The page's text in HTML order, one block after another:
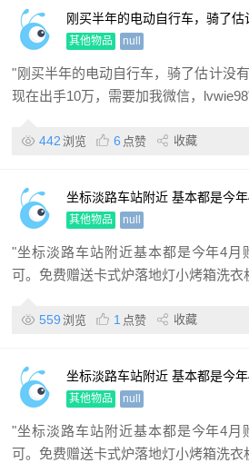
刚买半年的电动自行车，骑了估
个月时间，原价15万，现
其他物品 null
"刚买半年的电动自行车，骑了估计没
现在出手10万，需要加我微信，
442 浏览 6 点赞 收藏
坐标淡路车站附近 基本都是今
入。 9月底之前自取都可
其他物品 null
"坐标淡路车站附近基本都是今年4月
可。免费赠送卡式炉落地灯小烤箱洗衣
559 浏览 1 点赞 收藏
坐标淡路车站附近 基本都是今
入。 9月底之前自取都可
其他物品 null
"坐标淡路车站附近基本都是今年4月
可。免费赠送卡式炉落地灯小烤箱洗衣